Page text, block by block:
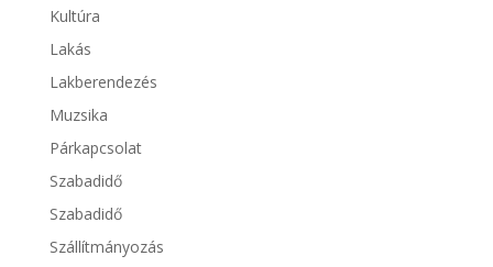
Kultúra
Lakás
Lakberendezés
Muzsika
Párkapcsolat
Szabadidő
Szabadidő
Szállítmányozás